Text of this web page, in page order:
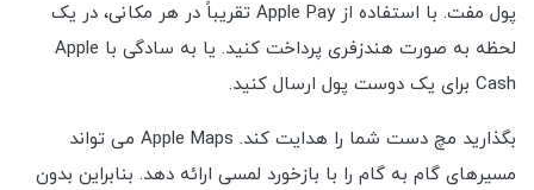
پول مفت. با استفاده از Apple Pay تقریباً در هر مکانی، در یک
لحظه به صورت هندزفری پرداخت کنید. یا به سادگی با Apple
Cash برای یک دوست پول ارسال کنید.
بگذارید مچ دست شما را هدایت کند. Apple Maps می تواند
مسیرهای گام به گام را با بازخورد لمسی ارائه دهد. بنابراین بدون